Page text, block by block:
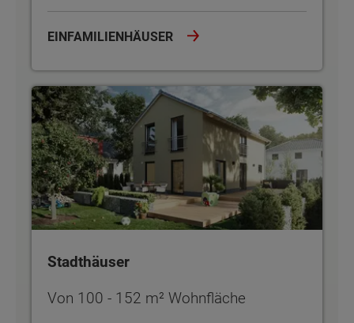
EINFAMILIENHÄUSER
Stadthäuser
Stadthäuser
Von 100 - 152 m² Wohnfläche